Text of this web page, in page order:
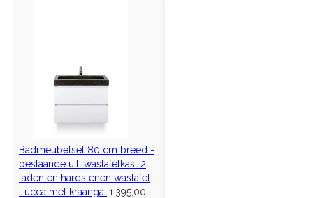
Badmeubelset 80 cm breed -
bestaande uit: wastafelkast 2
laden en hardstenen wastafel
Lucca met kraangat1.395,00